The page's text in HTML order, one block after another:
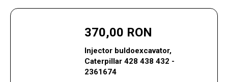
370,00 RON
Injector buldoexcavator,
Caterpillar 428 438 432 -
2361674